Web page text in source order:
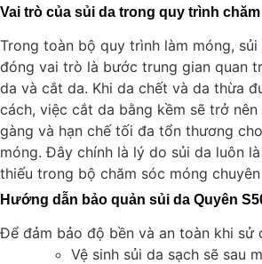
Vai trò của sủi da trong quy trình
Trong toàn bộ quy trình làm móng, sủi
đóng vai trò là bước trung gian quan
da và cắt da. Khi da chết và da thừa
cách, việc cắt da bằng kềm sẽ trở nên
gàng và hạn chế tối đa tổn thương
móng. Đây chính là lý do sủi da luôn
thiếu trong bộ chăm sóc móng
Hướng dẫn bảo quản sủi da Quyên
Để đảm bảo độ bền và an toàn khi sử
Vệ sinh sủi da sạch sẽ sau